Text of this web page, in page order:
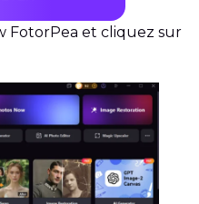
FotorPea et cliquez sur